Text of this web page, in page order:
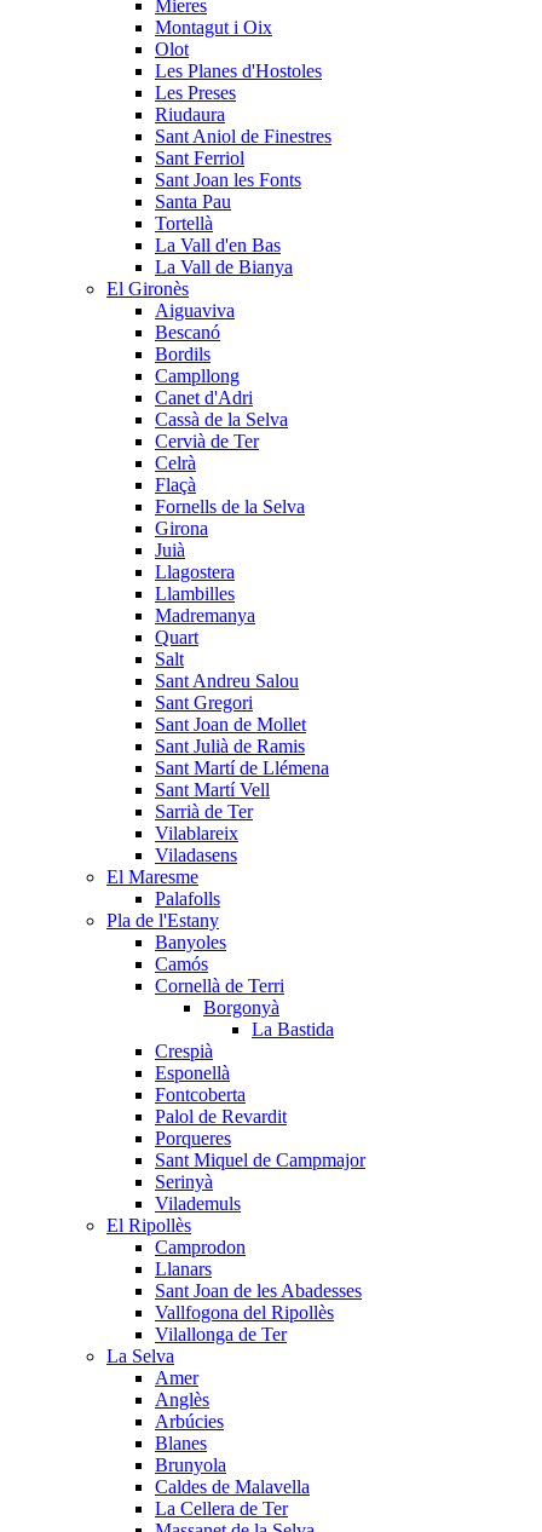
Mieres
Montagut i Oix
Olot
Les Planes d'Hostoles
Les Preses
Riudaura
Sant Aniol de Finestres
Sant Ferriol
Sant Joan les Fonts
Santa Pau
Tortellà
La Vall d'en Bas
La Vall de Bianya
El Gironès
Aiguaviva
Bescanó
Bordils
Campllong
Canet d'Adri
Cassà de la Selva
Cervià de Ter
Celrà
Flaçà
Fornells de la Selva
Girona
Juià
Llagostera
Llambilles
Madremanya
Quart
Salt
Sant Andreu Salou
Sant Gregori
Sant Joan de Mollet
Sant Julià de Ramis
Sant Martí de Llémena
Sant Martí Vell
Sarrià de Ter
Vilablareix
Viladasens
El Maresme
Palafolls
Pla de l'Estany
Banyoles
Camós
Cornellà de Terri
Borgonyà
La Bastida
Crespià
Esponellà
Fontcoberta
Palol de Revardit
Porqueres
Sant Miquel de Campmajor
Serinyà
Vilademuls
El Ripollès
Camprodon
Llanars
Sant Joan de les Abadesses
Vallfogona del Ripollès
Vilallonga de Ter
La Selva
Amer
Anglès
Arbúcies
Blanes
Brunyola
Caldes de Malavella
La Cellera de Ter